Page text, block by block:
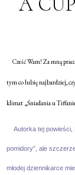
Cześć Wam! Za mną
tym co lubię najbardziej,
klimat „Śniadania u
Autorka tej powieści,
pomidory”, ale
młodej dziennikarce